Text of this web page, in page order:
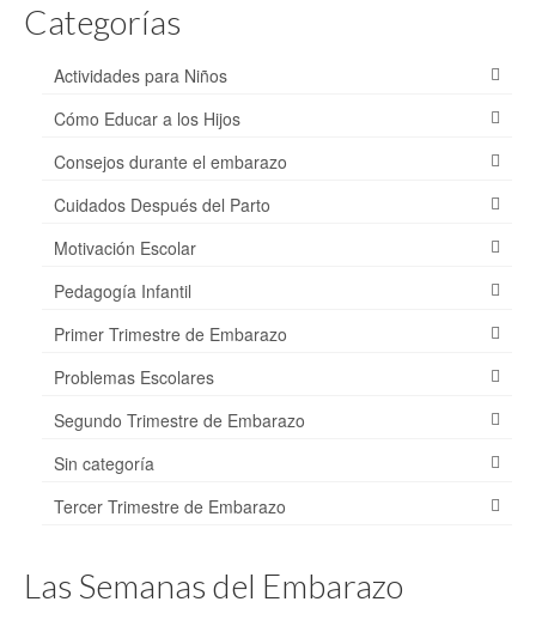
Categorías
Actividades para Niños
Cómo Educar a los Hijos
Consejos durante el embarazo
Cuidados Después del Parto
Motivación Escolar
Pedagogía Infantil
Primer Trimestre de Embarazo
Problemas Escolares
Segundo Trimestre de Embarazo
Sin categoría
Tercer Trimestre de Embarazo
Las Semanas del Embarazo